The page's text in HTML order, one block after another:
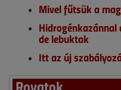
Mivel fűtsük a
de lebuktak
Itt az új